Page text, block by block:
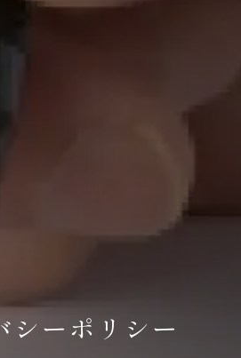
シーポリシー